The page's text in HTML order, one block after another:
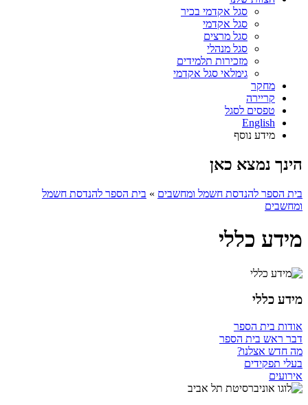
סגל אקדמי בכיר
סגל אקדמי
סגל מרצים
סגל מנהלי
מזכירות תלמידים
גימלאי סגל אקדמי
מחקר
קריירה
טפסים לסגל
English
מידע נוסף
הינך נמצא כאן
בית הספר להנדסת חשמל ומחשבים » בית הספר להנדסת חשמל
ומחשבים
מידע כללי
מידע כללי
אודות בית הספר
דבר ראש בית הספר
מה חדש אצלנו?
בעלי תפקידים
אירועים